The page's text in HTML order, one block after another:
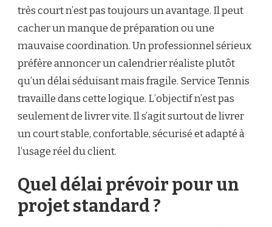
très court n’est pas toujours un avantage. Il peut
cacher un manque de préparation ou une
mauvaise coordination. Un professionnel sérieux
préfère annoncer un calendrier réaliste plutôt
qu’un délai séduisant mais fragile. Service Tennis
travaille dans cette logique. L’objectif n’est pas
seulement de livrer vite. Il s’agit surtout de livrer
un court stable, confortable, sécurisé et adapté à
l’usage réel du client.
Quel délai prévoir pour un
projet standard ?